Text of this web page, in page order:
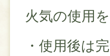
火気の使用
・使用後は